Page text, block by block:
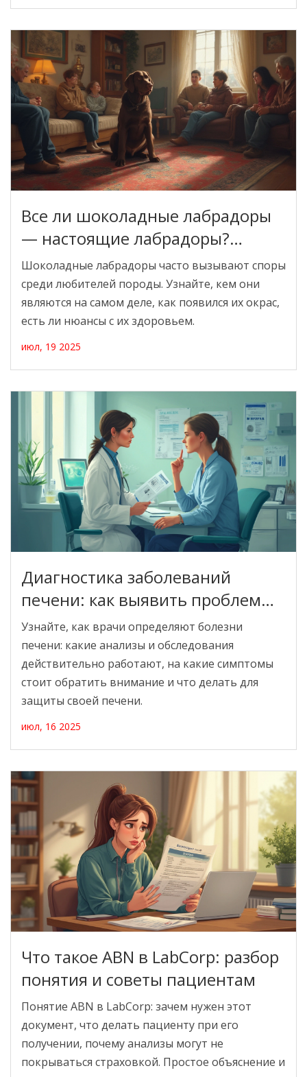
Все ли шоколадные лабрадоры
— настоящие лабрадоры?
История, факты и мифы
Шоколадные лабрадоры часто вызывают споры
среди любителей породы. Узнайте, кем они
являются на самом деле, как появился их окрас,
есть ли нюансы с их здоровьем.
июл, 19 2025
Диагностика заболеваний
печени: как выявить проблемы
на ранней стадии
Узнайте, как врачи определяют болезни
печени: какие анализы и обследования
действительно работают, на какие симптомы
стоит обратить внимание и что делать для
защиты своей печени.
июл, 16 2025
Что такое ABN в LabCorp: разбор
понятия и советы пациентам
Понятие ABN в LabCorp: зачем нужен этот
документ, что делать пациенту при его
получении, почему анализы могут не
покрываться страховкой. Простое объяснение и